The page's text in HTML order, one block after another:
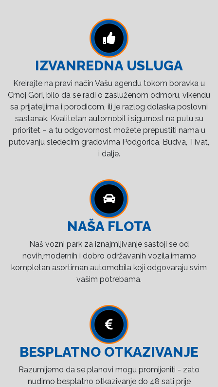
IZVANREDNA USLUGA
Kreirajte na pravi način Vašu agendu tokom boravka u
Crnoj Gori, bilo da se radi o zasluženom odmoru, vikendu
sa prijateljima i porodicom, ili je razlog dolaska poslovni
sastanak. Kvalitetan automobil i sigurnost na putu su
prioritet – a tu odgovornost možete prepustiti nama u
putovanju sledecim gradovima Podgorica, Budva, Tivat,
i dalje.
NAŠA FLOTA
Naš vozni park za iznajmljivanje sastoji se od
novih,modernih i dobro održavanih vozila,imamo
kompletan asortiman automobila koji odgovaraju svim
vašim potrebama.
BESPLATNO OTKAZIVANJE
Razumijemo da se planovi mogu promijeniti - zato
nudimo besplatno otkazivanje do 48 sati prije